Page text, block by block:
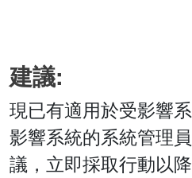
建議:
現已有適用於受影響
影響系統的系統管理
議，立即採取行動以降